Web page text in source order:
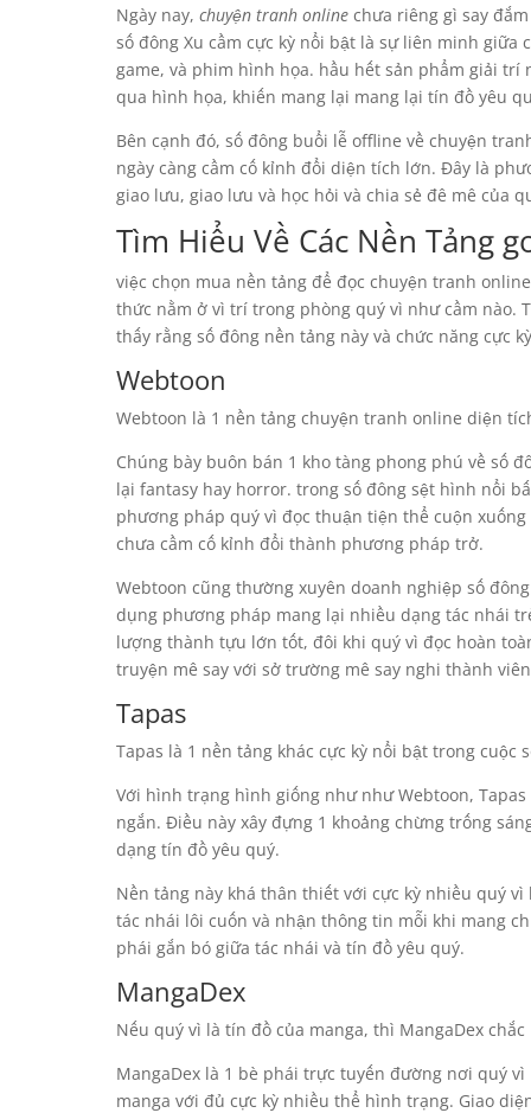
Ngày nay, chuyện tranh online chưa riêng gì say
số đông Xu cầm cực kỳ nổi bật là sự liên minh
game, và phim hình họa. hầu hết sản phẩm giải
qua hình họa, khiến mang lại mang lại tín đồ yêu
Bên cạnh đó, số đông buổi lễ offline về chuyện
ngày càng cầm cố kỉnh đổi diện tích lớn. Đây là
giao lưu, giao lưu và học hỏi và chia sẻ đê mê của
Tìm Hiểu Về Các Nền Tảng
việc chọn mua nền tảng để đọc chuyện tranh
thức nằm ở vì trí trong phòng quý vì như cầm nào.
thấy rằng số đông nền tảng này và chức năng cực
Webtoon
Webtoon là 1 nền tảng chuyện tranh online diện
Chúng bày buôn bán 1 kho tàng phong phú về số
lại fantasy hay horror. trong số đông sệt hình nổi
phương pháp quý vì đọc thuận tiện thể cuộn
chưa cầm cố kỉnh đổi thành phương pháp trở.
Webtoon cũng thường xuyên doanh nghiệp số
dụng phương pháp mang lại nhiều dạng tác nhái
lượng thành tựu lớn tốt, đôi khi quý vì đọc hoàn
truyện mê say với sở trường mê say nghi thành
Tapas
Tapas là 1 nền tảng khác cực kỳ nổi bật trong cuộc
Với hình trạng hình giống như như Webtoon,
ngắn. Điều này xây đựng 1 khoảng chừng trống
dạng tín đồ yêu quý.
Nền tảng này khá thân thiết với cực kỳ nhiều quý
tác nhái lôi cuốn và nhận thông tin mỗi khi mang
phái gắn bó giữa tác nhái và tín đồ yêu quý.
MangaDex
Nếu quý vì là tín đồ của manga, thì MangaDex
MangaDex là 1 bè phái trực tuyến đường nơi quý
manga với đủ cực kỳ nhiều thể hình trạng. Giao